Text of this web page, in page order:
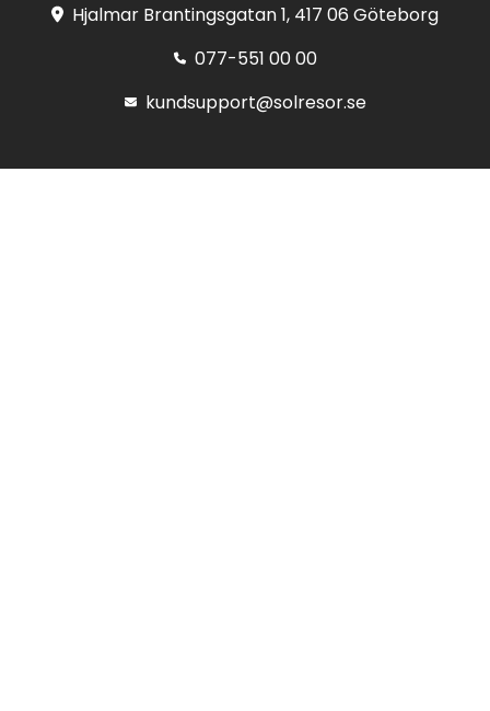
Hjalmar Brantingsgatan 1, 417 06 Göteborg
077-551 00 00
kundsupport@solresor.se